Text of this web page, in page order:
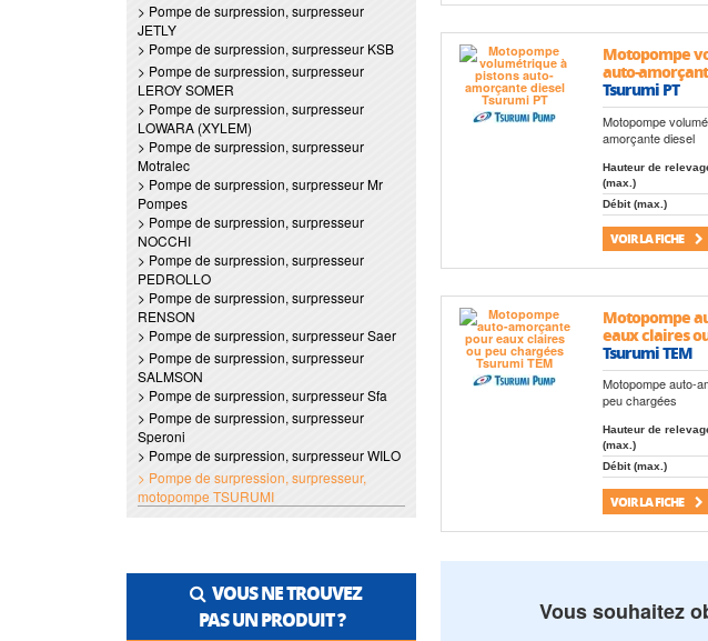
> Pompe de surpression, surpresseur
JETLY
> Pompe de surpression, surpresseur KSB
> Pompe de surpression, surpresseur
LEROY SOMER
> Pompe de surpression, surpresseur
LOWARA (XYLEM)
> Pompe de surpression, surpresseur
Motralec
> Pompe de surpression, surpresseur Mr
Pompes
> Pompe de surpression, surpresseur
NOCCHI
> Pompe de surpression, surpresseur
PEDROLLO
> Pompe de surpression, surpresseur
RENSON
> Pompe de surpression, surpresseur Saer
> Pompe de surpression, surpresseur
SALMSON
> Pompe de surpression, surpresseur Sfa
> Pompe de surpression, surpresseur
Speroni
> Pompe de surpression, surpresseur WILO
> Pompe de surpression, surpresseur,
motopompe TSURUMI
VOUS NE TROUVEZ
PAS UN PRODUIT ?
Motopompe
auto-
Tsurumi PT
Motopompe
amorçante diesel
Hauteur de
(max.)
Débit (max.)
VOIR LA FICHE
Motopompe
eaux claires
Tsurumi TEM
Motopompe auto-
peu chargées
Hauteur de
(max.)
Débit (max.)
VOIR LA FICHE
Vous souhaitez